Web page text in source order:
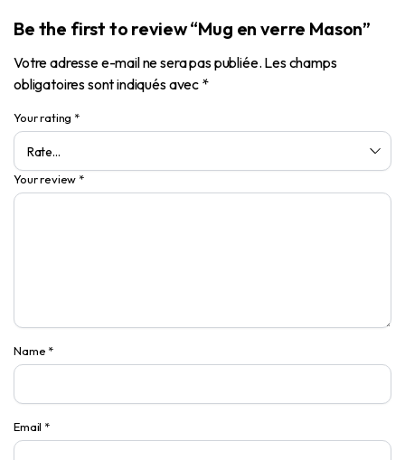
Be the first to review “Mug en verre Mason”
Votre adresse e-mail ne sera pas publiée. Les champs
obligatoires sont indiqués avec *
Your rating *
Your review *
Name *
Email *